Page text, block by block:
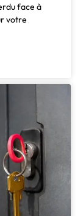
face à
votre